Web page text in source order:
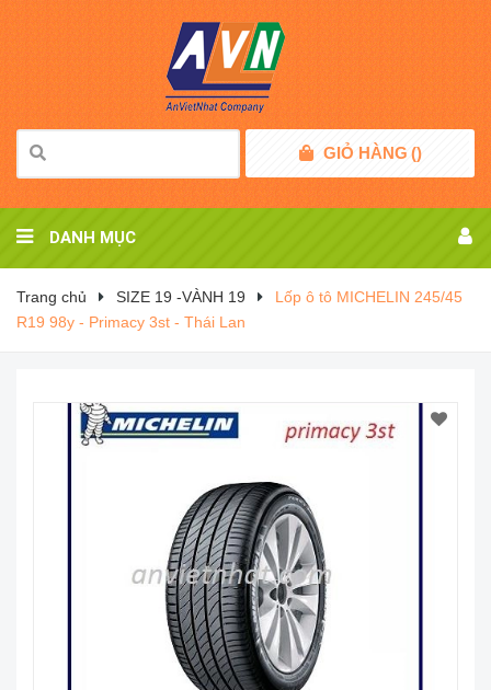
GIỎ HÀNG ()
DANH MỤC
Trang chủ SIZE 19 -VÀNH 19
Lốp ô tô MICHELIN 245/45
R19 98y - Primacy 3st - Thái Lan